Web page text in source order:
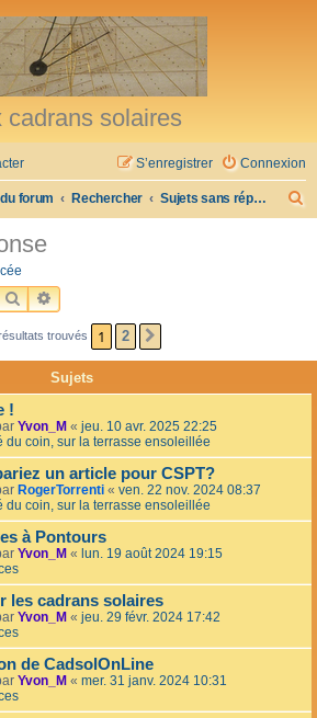
cadrans solaires
Connexion
S’enregistrer
forum Rechercher Sujets sans réponse
h
r
RECHERCHER
RECHERCHE AVANCÉE
trouvés 1 2
Sujets
!
Yvon_M « jeu. 10 avr. 2025 22:25
du coin, sur la terrasse ensoleillée
un article pour CSPT?
RogerTorrenti « ven. 22 nov. 2024 08:37
du coin, sur la terrasse ensoleillée
à Pontours
Yvon_M « lun. 19 août 2024 19:15
les cadrans solaires
Yvon_M « jeu. 29 févr. 2024 17:42
de CadsolOnLine
Yvon_M « mer. 31 janv. 2024 10:31